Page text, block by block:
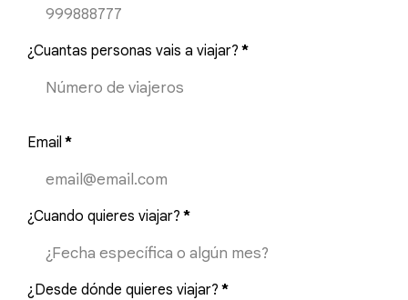
¿Cuantas personas vais a viajar? *
Email *
¿Cuando quieres viajar? *
¿Desde dónde quieres viajar? *